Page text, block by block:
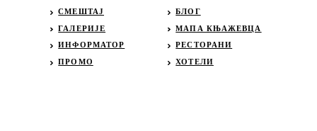
СМЕШТАЈ
ГАЛЕРИЈЕ
ИНФОРМАТОР
ПРОМО
БЛОГ
МАПА КЊАЖЕВЦА
РЕСТОРАНИ
ХОТЕЛИ